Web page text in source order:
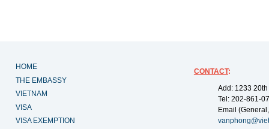
HOME
THE EMBASSY
VIETNAM
VISA
VISA EXEMPTION
CONTACT:
Add: 1233
Tel: 202-861-
Email